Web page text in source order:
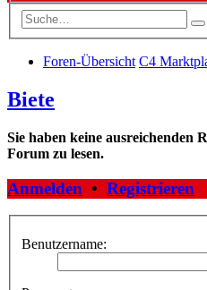
Foren-Übersicht C4
Biete
Sie haben keine ausreichenden
Forum zu lesen.
Anmelden • Registrieren
Benutzername: